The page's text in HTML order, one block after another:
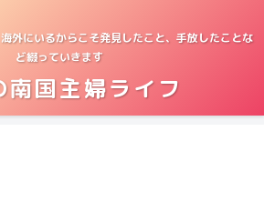
外にいるからこそ発見したこと、手放したことな
ど綴っていきます
南国主婦ライフ